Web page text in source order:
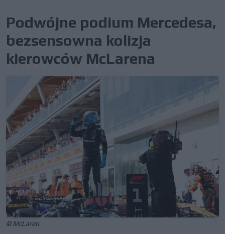
Podwójne podium Mercedesa,
bezsensowna kolizja
kierowców McLarena
© McLaren